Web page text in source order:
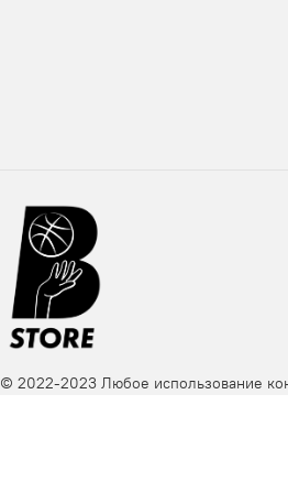
- написать нам в мессенджеры,
© 2022-2023 Любое использование